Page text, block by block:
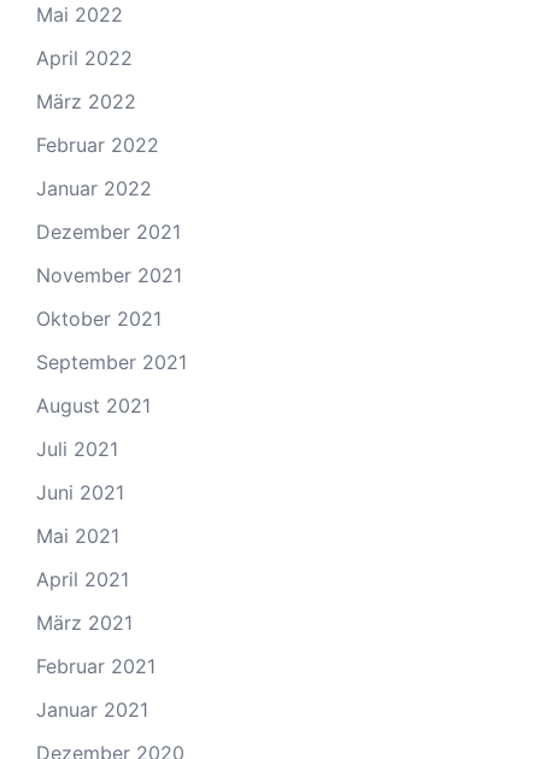
Mai 2022
April 2022
März 2022
Februar 2022
Januar 2022
Dezember 2021
November 2021
Oktober 2021
September 2021
August 2021
Juli 2021
Juni 2021
Mai 2021
April 2021
März 2021
Februar 2021
Januar 2021
Dezember 2020